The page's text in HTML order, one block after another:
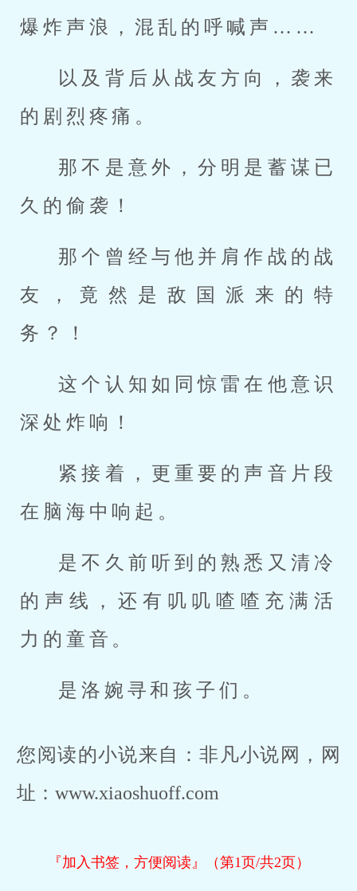
爆炸声浪，混乱的呼喊声……
以及背后从战友方向，袭来
的剧烈疼痛。
那不是意外，分明是蓄谋已
久的偷袭！
那个曾经与他并肩作战的战
友，竟然是敌国派来的特
务？！
这个认知如同惊雷在他意识
深处炸响！
紧接着，更重要的声音片段
在脑海中响起。
是不久前听到的熟悉又清冷
的声线，还有叽叽喳喳充满活
力的童音。
是洛婉寻和孩子们。
您阅读的小说来自：非凡小说网，网
址：www.xiaoshuoff.com
『加入书签，方便阅读』（第1页/共2页）